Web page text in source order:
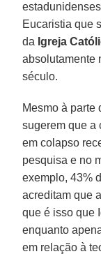
Eucaristia que
da Igreja
absolutamente
século.
Mesmo à parte
sugerem que a
em colapso
pesquisa e no
exemplo, 43%
acreditam que a
que é isso que
enquanto
em relação à